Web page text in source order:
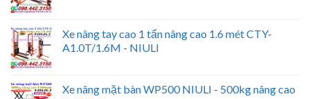
Xe nâng tay cao 1 tấn nâng cao 1.6 mét CTY-
A1.0T/1.6M - NIULI
Xe nâng mặt bàn WP500 NIULI - 500kg nâng cao